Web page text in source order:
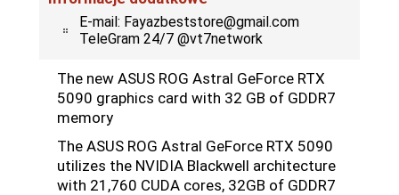
E-mail: Fayazbeststore@gmail.com
TeleGram 24/7 @vt7network
The new ASUS ROG Astral GeForce RTX
5090 graphics card with 32 GB of GDDR7
memory
The ASUS ROG Astral GeForce RTX 5090
utilizes the NVIDIA Blackwell architecture
with 21,760 CUDA cores, 32GB of GDDR7